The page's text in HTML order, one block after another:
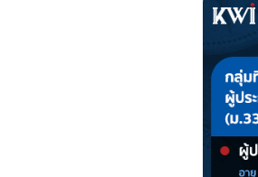
ใช้ประกันการว่าง
*เงินทุกเดือนที่เราจ่ายปร
ทันที เสมือนกองทุนประกันสังคม ช่